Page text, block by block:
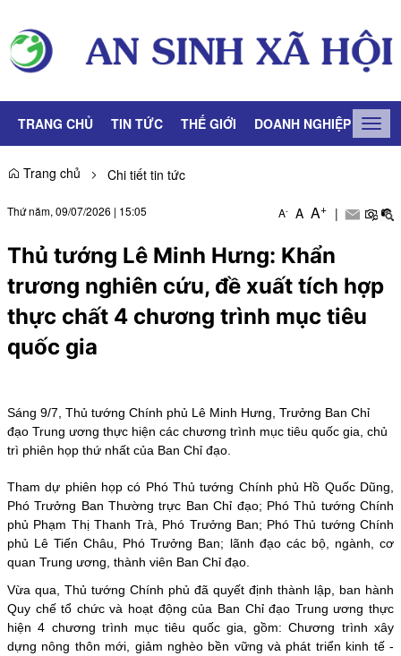
TRANG CHỦ TIN TỨC THẾ GIỚI DOANH NGHIỆP LAO
Trang chủ
Chi tiết tin tức
Thứ năm, 09/07/2026 | 15:05 A- A A+ |
Thủ tướng Lê Minh Hưng: Khẩn
trương nghiên cứu, đề xuất tích hợp
thực chất 4 chương trình mục tiêu
quốc gia
Sáng 9/7, Thủ tướng Chính phủ Lê Minh Hưng, Trưởng Ban Chỉ
đạo Trung ương thực hiện các chương trình mục tiêu quốc gia, chủ
trì phiên họp thứ nhất của Ban Chỉ đạo.
Tham dự phiên họp có Phó Thủ tướng Chính phủ Hồ Quốc Dũng,
Phó Trưởng Ban Thường trực Ban Chỉ đạo; Phó Thủ tướng Chính
phủ Phạm Thị Thanh Trà, Phó Trưởng Ban; Phó Thủ tướng Chính
phủ Lê Tiến Châu, Phó Trưởng Ban; lãnh đạo các bộ, ngành, cơ
quan Trung ương, thành viên Ban Chỉ đạo.
Vừa qua, Thủ tướng Chính phủ đã quyết định thành lập, ban hành
Quy chế tổ chức và hoạt động của Ban Chỉ đạo Trung ương thực
hiện 4 chương trình mục tiêu quốc gia, gồm: Chương trình xây
dựng nông thôn mới, giảm nghèo bền vững và phát triển kinh tế -